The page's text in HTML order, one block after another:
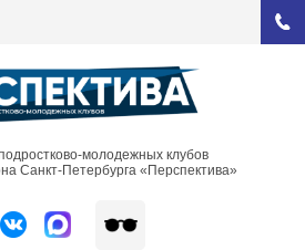
молодежных клубов
Санкт-Петербурга «Перспектива»